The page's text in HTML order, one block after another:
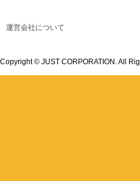
運営会社について
Copyright © JUST CORPORATION. All